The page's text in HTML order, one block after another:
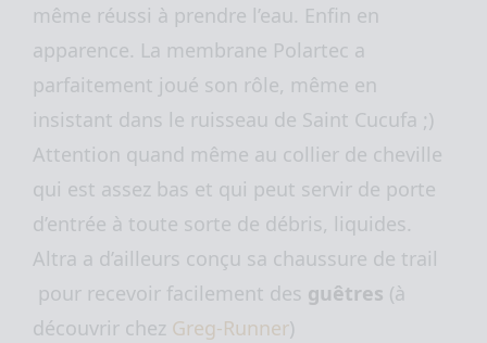
même réussi à prendre l’eau. Enfin en
apparence. La membrane Polartec a
parfaitement joué son rôle, même en
insistant dans le ruisseau de Saint Cucufa ;)
Attention quand même au collier de cheville
qui est assez bas et qui peut servir de porte
d’entrée à toute sorte de débris, liquides.
Altra a d’ailleurs conçu sa chaussure de trail
pour recevoir facilement des guêtres (à
découvrir chez Greg-Runner)